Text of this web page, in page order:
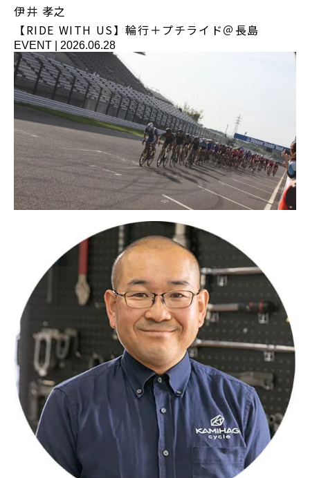
伊井 孝之
【RIDE WITH US】輪行＋プチライド＠長島
EVENT 2026.06.28